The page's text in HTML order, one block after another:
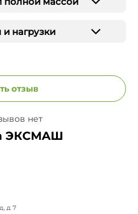
нагрузки
отзыв
нет
ЭКСМАШ
д 7